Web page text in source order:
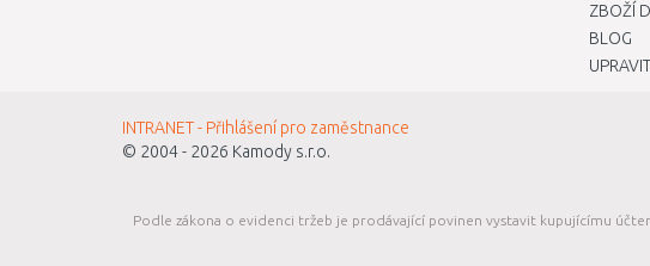
ZBOŽÍ
BLOG
INTRANET - Přihlášení pro zaměstnance
© 2004 - 2026 Kamody s.r.o.
Podle zákona o evidenci tržeb je prodávající povinen vystavit kupujícímu